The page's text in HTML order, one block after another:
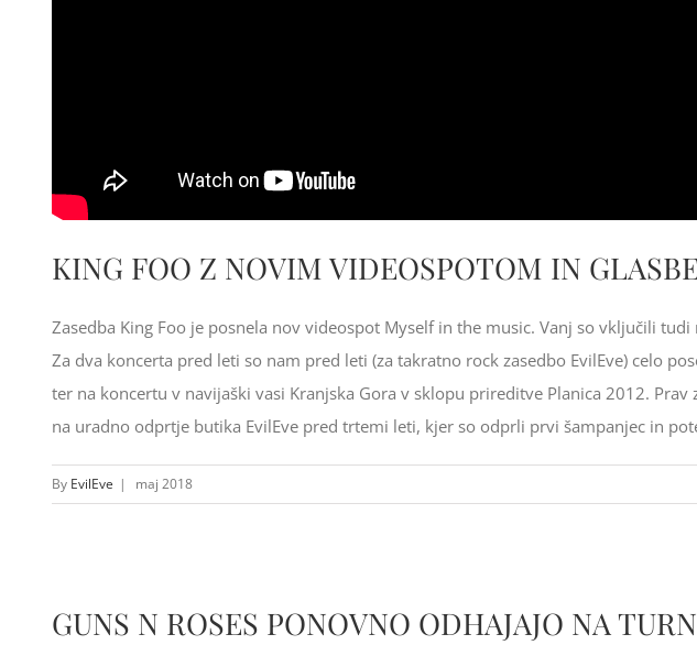
KING FOO Z NOVIM VIDEOSPOTOM IN
Zasedba King Foo je posnela nov videospot Myself in the music. Vanj so vključili
Za dva koncerta pred leti so nam pred leti (za takratno rock zasedbo EvilEve) celo
ter na koncertu v navijaški vasi Kranjska Gora v sklopu prireditve Planica 2012.
na uradno odprtje butika EvilEve pred trtemi leti, kjer so odprli prvi šampanjec in
By EvilEve | maj 2018
GUNS N ROSES PONOVNO ODHAJAJO NA